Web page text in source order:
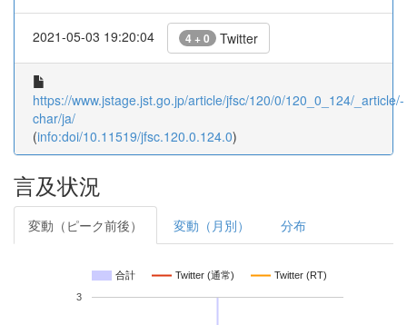
2021-05-03 19:20:04 4 + 0 Twitter
https://www.jstage.jst.go.jp/article/jfsc/120/0/120_0_124/_article/-
char/ja/
(info:doi/10.11519/jfsc.120.0.124.0)
言及状況
変動（ピーク前後） 変動（月別） 分布
合計 Twitter (通常) Twitter (RT)
3